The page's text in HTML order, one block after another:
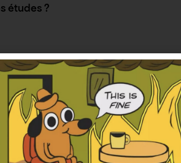
études ?
pour une voiture électrique ?
?